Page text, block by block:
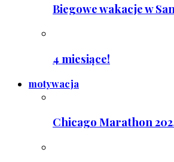
Biegowe wakacje w
4 miesiące!
motywacja
Chicago Marathon